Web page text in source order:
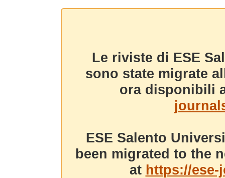
Le riviste di ESE
sono state migrate
ora disponibili
ESE Salento
been migrated to the
at https://